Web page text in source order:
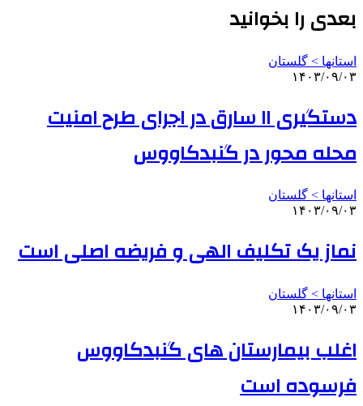
بعدی را بخوانید
استانها > گلستان
۱۴۰۳/۰۹/۰۳
دستگیری ۱۱ سارق در اجرای طرح امنیت
محله محور در گنبدکاووس
استانها > گلستان
۱۴۰۳/۰۹/۰۳
نماز یک تکلیف الهی و فریضه اصلی است
استانها > گلستان
۱۴۰۳/۰۹/۰۳
اغلب بیمارستان های گنبدکاووس
فرسوده است